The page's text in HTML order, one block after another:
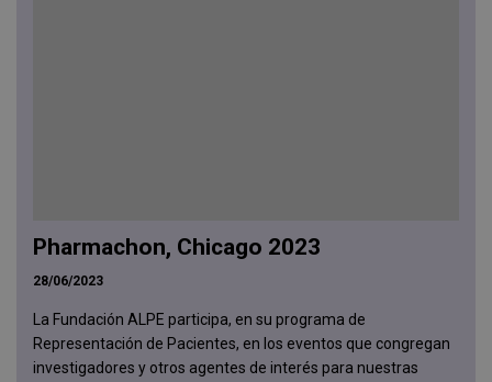
Pharmachon, Chicago 2023
28/06/2023
La Fundación ALPE participa, en su programa de
Representación de Pacientes, en los eventos que congregan
investigadores y otros agentes de interés para nuestras